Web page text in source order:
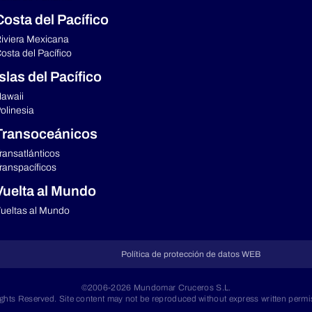
del Pacífico
Mexicana
del Pacífico
del Pacífico
al Mundo
al Mundo
Política de protección de datos WEB
©2006-2026 Mundomar Cruceros S.L.
Reserved. Site content may not be reproduced without express written